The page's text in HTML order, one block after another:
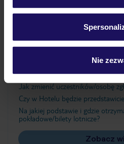
Szczegółowe informacje o
Nie
Ważne informacje
Jak zmienić uczestników/osobę
Czy w Hotelu będzie
Na jakiej podstawie i gdzie
pokładowe/bilety lotnicze?
Zobacz